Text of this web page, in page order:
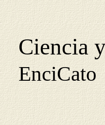
Ciencia
EnciCato